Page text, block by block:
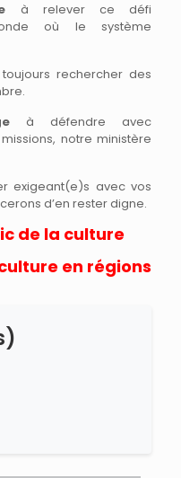
à relever ce défi
où le système
rechercher des
à défendre avec
notre ministère
exigeant(e)s avec vos
d’en rester digne.
de la culture
en régions